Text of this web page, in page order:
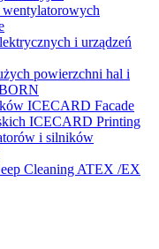
wentylatorowych
i urządzeń
powierzchni hal i
ICECARD Facade
ICECARD Printing
i silników
Cleaning ATEX /EX